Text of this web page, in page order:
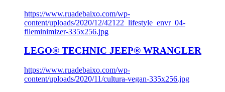
https://www.ruadebaixo.com/wp-
content/uploads/2020/12/42122_lifestyle_envr_04-
fileminimizer-335x256.jpg
LEGO® TECHNIC JEEP® WRANGLER
https://www.ruadebaixo.com/wp-
content/uploads/2020/11/cultura-vegan-335x256.jpg